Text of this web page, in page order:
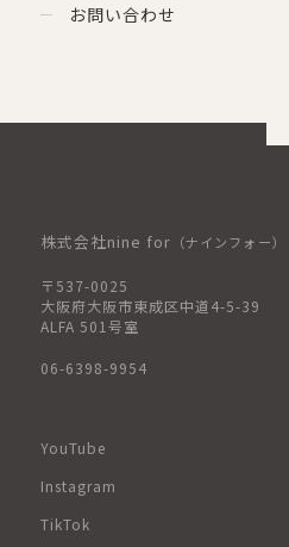
お問い合わせ
株式会社nine for （ナインフォー）
〒537-0025
大阪府大阪市東成区中道4-5-39
ALFA 501号室
06-6398-9954
YouTube
Instagram
TikTok